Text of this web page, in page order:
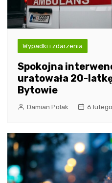
Wypadki i zdarzenia
Spokojna
uratowała 20-
Bytowie
Damian Polak 6